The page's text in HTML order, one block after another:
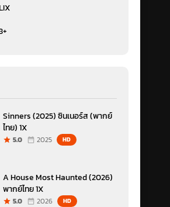
Sinners (2025) ซินเนอร์ส (พากย์
ไทย) 1X
5.0 2025 HD
A House Most Haunted (2026)
พากย์ไทย 1X
5.0 2026 HD